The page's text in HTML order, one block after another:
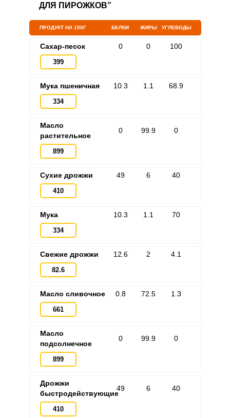
ДЛЯ ПИРОЖКОВ”
ПРОДУКТ НА 100Г БЕЛКИ ЖИРЫ УГЛЕВОДЫ
Сахар-песок
399
0 0 100
Мука пшеничная
334
10.3 1.1 68.9
Масло
растительное
899
0 99.9 0
Сухие дрожжи
410
49 6 40
Мука
334
10.3 1.1 70
Свежие дрожжи
82.6
12.6 2 4.1
Масло сливочное
661
0.8 72.5 1.3
Масло
подсолнечное
899
0 99.9 0
Дрожжи
быстродействующие
410
49 6 40